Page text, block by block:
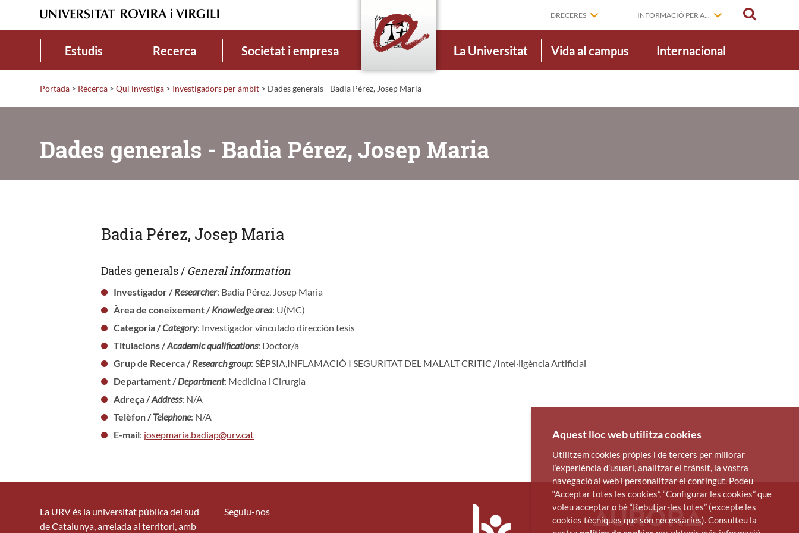
DRECERES INFORMACIÓ PER A...
Estudis Recerca Societat i empresa La Universitat Vida al campus Internacional
Portada > Recerca > Qui investiga > Investigadors per àmbit > Dades generals - Badia Pérez, Josep Maria
Dades generals - Badia Pérez, Josep Maria
Badia Pérez, Josep Maria
Dades generals / General information
Investigador /Researcher: Badia Pérez, Josep Maria
Àrea de coneixement /Knowledge area: U(MC)
Categoria /Category: Investigador vinculado dirección tesis
Titulacions /Academic qualifications: Doctor/a
Grup de Recerca /Research group: SÈPSIA,INFLAMACIÒ I SEGURITAT DEL MALALT CRITIC /Intel·ligència Artificial
Departament /Department: Medicina i Cirurgia
Adreça /Address: N/A
Telèfon /Telephone: N/A
E-mail: josepmaria.badiap@urv.cat
La URV és la universitat pública del sud
de Catalunya, arrelada al territori, amb
Seguiu-nos
Aquest lloc web utilitza cookies
Utilitzem cookies pròpies i de tercers per millorar
l’experiència d’usuari, analitzar el trànsit, la vostra
navegació al web i personalitzar el contingut. Podeu
“Acceptar totes les cookies”, “Configurar les cookies” que
voleu acceptar o bé “Rebutjar-les totes” (excepte les
cookies tècniques que són necessàries). Consulteu la